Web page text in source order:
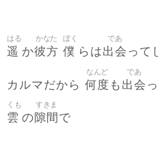
遥
はる
か彼方
かなた
僕
ぼく
らは出会
であ
って
カルマだから 何度
なんど
も 出会
であ
雲
くも
の隙間
すきま
で